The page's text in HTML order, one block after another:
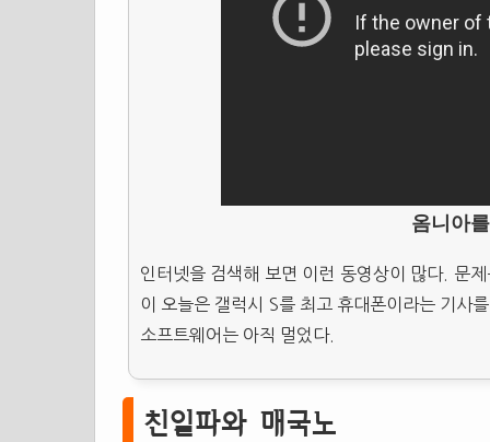
옴니아
인터넷을 검색해 보면 이런 동영상이 많다. 문
이 오늘은 갤럭시 S를 최고 휴대폰이라는 기사
소프트웨어는 아직 멀었다.
친일파와 매국노